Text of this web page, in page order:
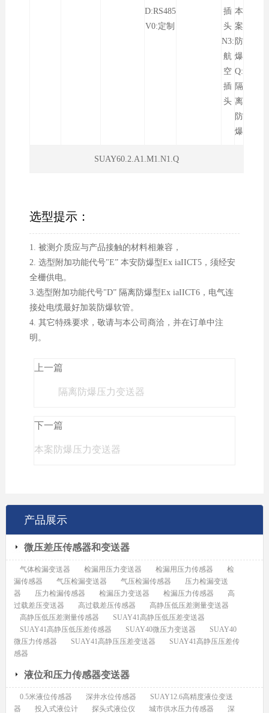
D:RS485
V0:定制
插
头
N3:
航
空
插
头
本
案
防
爆
Q:
隔
离
防
爆
SUAY60.2.A1.M1.N1.Q
选型提示：
1. 被测介质应与产品接触的材料相兼容，
2. 选型附加功能代号"E” 本安防爆型Ex iaIICT5，须经安
全栅供电。
3.选型附加功能代号"D” 隔离防爆型Ex iaIICT6，电气连
接处电缆最好加装防爆软管。
4. 其它特殊要求，敬请与本公司商洽，并在订单中注
明。
上一篇
隔离防爆压力变送器
下一篇
本案防爆压力变送器
产品展示
微压差压传感器和变送器
气体检漏变送器 检漏用压力变送器 检漏用压力传感器
检
漏传感器
气压检漏变送器 气压检漏传感器
压力检漏变送
器
压力检漏传感器 检漏压力变送器 检漏压力传感器
高
过载差压变送器
高过载差压传感器
高静压低压差测量变送器
高静压低压差测量传感器
SUAY41高静压低压差变送器
SUAY41高静压低压差传感器
SUAY40微压力变送器
SUAY40
微压力传感器
SUAY41高静压压差变送器
SUAY41高静压压差传
感器
液位和压力传感器变送器
0.5米液位传感器 深井水位传感器
SUAY12.6高精度液位变送
器
投入式液位计 探头式液位仪 城市供水压力传感器
深